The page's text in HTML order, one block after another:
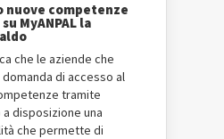
nuove competenze
MyANPAL la
che le aziende che
di accesso al
tramite
a disposizione una
che permette di